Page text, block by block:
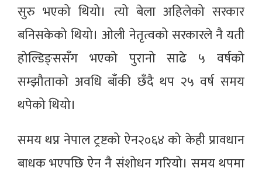
सुरु भएको थियो। त्यो बेला अहिलेको सरकार
बनिसकेको थियो। ओली नेतृत्वको सरकारले नै यती
होल्डिङ्ससँग भएको पुरानो साढे ५ वर्षको
सम्झौताको अवधि बाँकी छँदै थप २५ वर्ष समय
थपेको थियो।
समय थप्न नेपाल ट्रष्टको ऐन२०६४ को केही प्रावधान
बाधक भएपछि ऐन नै संशोधन गरियो। समय थपमा